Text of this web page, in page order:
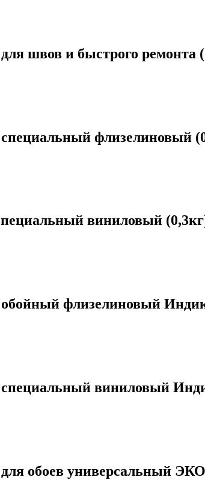
швов и быстрого ремонта
флизелиновый
виниловый
флизелиновый
виниловый
обоев универсальный